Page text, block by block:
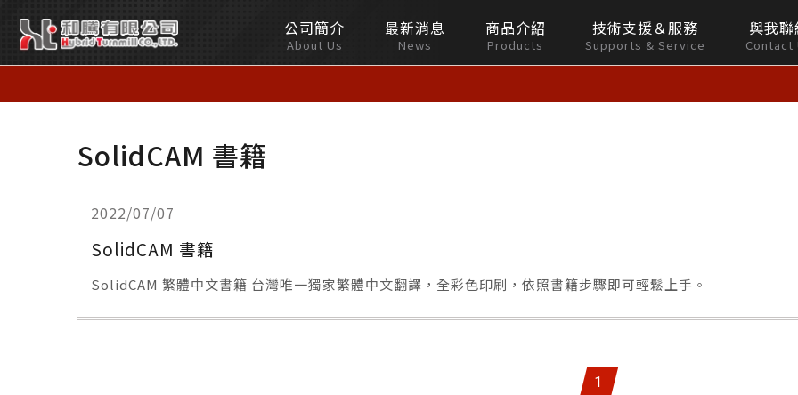
和
Hybrid
公司簡介
About Us
最新消息
News
商品介紹
Products
技術支援＆服務
Supports & Service
與我
Contact
SolidCAM 書籍
2022/07/07
SolidCAM 書籍
SolidCAM 繁體中文書籍 台灣唯一獨家繁體中文翻譯，全彩色印刷，依照書籍步驟即可輕鬆上手。
1